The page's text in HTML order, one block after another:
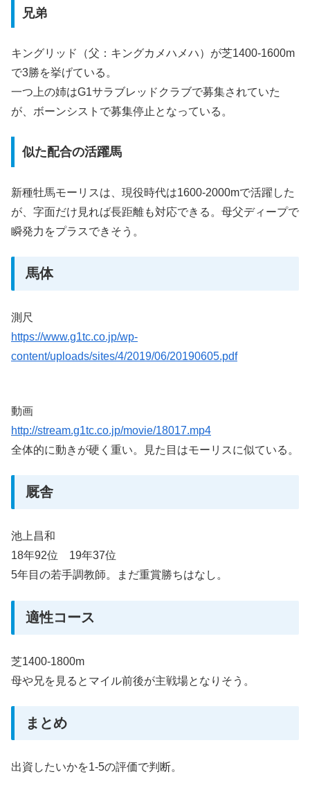
兄弟
キングリッド（父：キングカメハメハ）が芝1400-1600m
で3勝を挙げている。
一つ上の姉はG1サラブレッドクラブで募集されていた
が、ボーンシストで募集停止となっている。
似た配合の活躍馬
新種牡馬モーリスは、現役時代は1600-2000mで活躍した
が、字面だけ見れば長距離も対応できる。母父ディープで
瞬発力をプラスできそう。
馬体
測尺
https://www.g1tc.co.jp/wp-
content/uploads/sites/4/2019/06/20190605.pdf
動画
http://stream.g1tc.co.jp/movie/18017.mp4
全体的に動きが硬く重い。見た目はモーリスに似ている。
厩舎
池上昌和
18年92位 19年37位
5年目の若手調教師。まだ重賞勝ちはなし。
適性コース
芝1400-1800m
母や兄を見るとマイル前後が主戦場となりそう。
まとめ
出資したいかを1-5の評価で判断。